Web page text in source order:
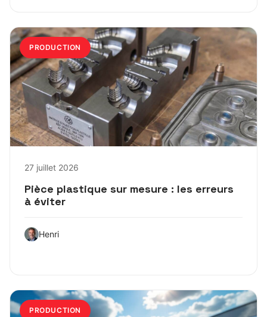
PRODUCTION
27 juillet 2026
Pièce plastique sur mesure : les erreurs
à éviter
Henri
PRODUCTION